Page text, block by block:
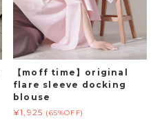
【moff time】original
flare sleeve docking
blouse
¥1,925 (65%OFF)